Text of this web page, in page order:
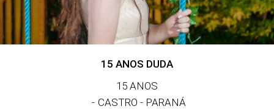
15 ANOS DUDA
15 ANOS
CASTRO - PARANÁ